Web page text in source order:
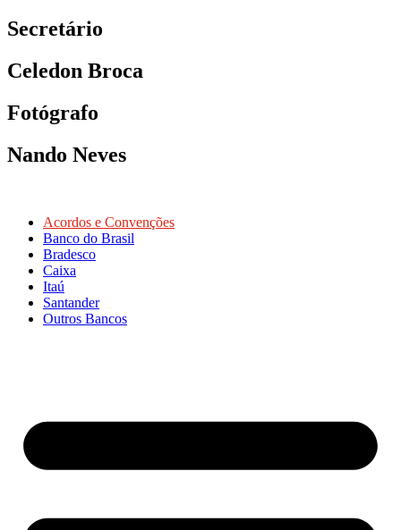
Secretário
Celedon Broca
Fotógrafo
Nando Neves
Acordos e Convenções
Banco do Brasil
Bradesco
Caixa
Itaú
Santander
Outros Bancos